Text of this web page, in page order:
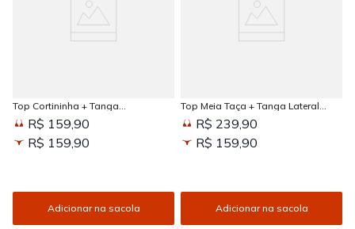
Top Cortininha + Tanga
Amarradinha Estampada Sun
KissedR$ 159,90
R$ 159,90
Adicionar na sacola
Top Meia Taça + Tanga Lateral
Larga Estampada Sun Kissed
R$ 239,90
R$ 159,90
Adicionar na sacola